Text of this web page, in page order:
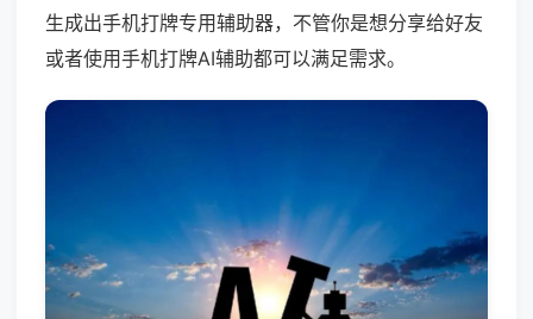
生成出手机打牌专用辅助器，不管你是想分享给好友
或者使用手机打牌AI辅助都可以满足需求。